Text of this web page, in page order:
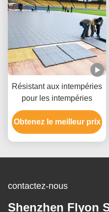
Résistant aux intempéries
pour les intempéries
Obtenez le meilleur prix
contactez-nous
Shenzhen Flyon